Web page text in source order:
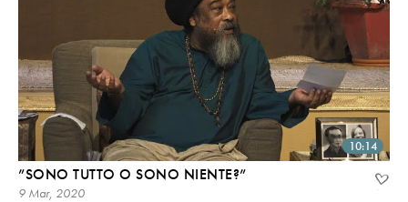
10:14
”SONO TUTTO O SONO NIENTE?”
9 Mar, 2020